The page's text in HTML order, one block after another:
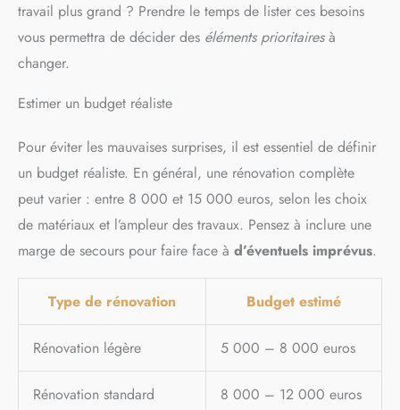
travail plus grand ? Prendre le temps de lister ces besoins
vous permettra de décider des éléments prioritairesà
changer.
Estimer un budget réaliste
Pour éviter les mauvaises surprises, il est essentiel de définir
un budget réaliste. En général, une rénovation complète
peut varier : entre 8 000 et 15 000 euros, selon les choix
de matériaux et l’ampleur des travaux. Pensez à inclure une
marge de secours pour faire face à d’éventuels imprévus.
Type de rénovation Budget estimé
Rénovation légère 5 000 – 8 000 euros
Rénovation standard 8 000 – 12 000 euros